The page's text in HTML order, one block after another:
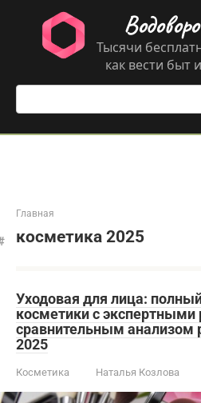
контенту
Тысячи
как вести быт
Поиск:
Главная
косметика 2025
Уходовая для лица:
косметики с
сравнительным анализом
2025
Косметика Наталья Козлова